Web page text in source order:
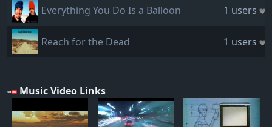
Everything You Do Is a Balloon 1 users
Reach for the Dead 1 users
Music Video Links